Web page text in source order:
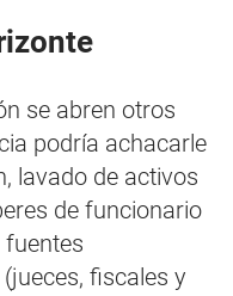
se abren otros
podría achacarle
lavado de activos
de funcionario
fuentes
fiscales y